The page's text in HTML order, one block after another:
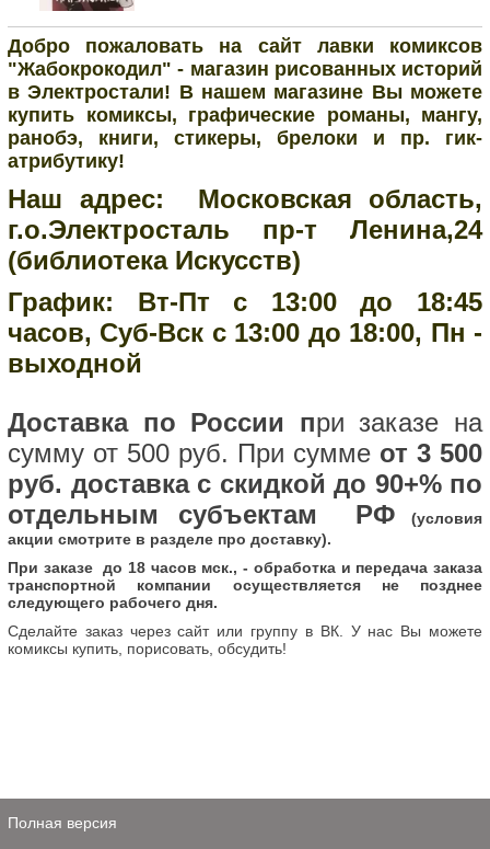
Добро пожаловать на сайт лавки комиксов
"Жабокрокодил" - магазин рисованных историй
в Электростали! В нашем магазине Вы можете
купить комиксы, графические романы, мангу,
ранобэ, книги, стикеры, брелоки и пр. гик-
атрибутику!
Наш адрес: Московская область,
г.о.Электросталь пр-т Ленина,24
(библиотека Искусств)
График: Вт-Пт с 13:00 до 18:45
часов, Суб-Вск с 13:00 до 18:00, Пн -
выходной
Доставка по России при заказе на
сумму от 500 руб. При сумме от 3 500
руб. доставка с скидкой до 90+% по
отдельным субъектам РФ (условия
акции смотрите в разделе про доставку).
При заказе до 18 часов мск., - обработка и передача заказа
транспортной компании осуществляется не позднее
следующего рабочего дня.
Сделайте заказ через сайт или группу в ВК. У нас Вы можете
комиксы купить, порисовать, обсудить!
Полная версия